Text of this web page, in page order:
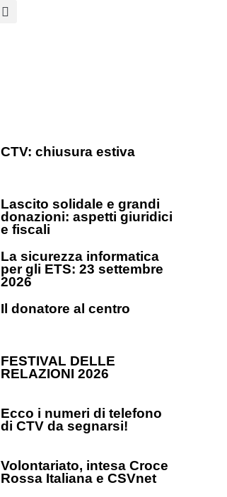
CTV: chiusura estiva
Lascito solidale e grandi
donazioni: aspetti giuridici
e fiscali
La sicurezza informatica
per gli ETS: 23 settembre
2026
Il donatore al centro
FESTIVAL DELLE
RELAZIONI 2026
Ecco i numeri di telefono
di CTV da segnarsi!
Volontariato, intesa Croce
Rossa Italiana e CSVnet